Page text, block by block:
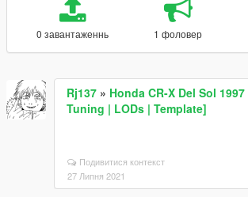
0 завантаженнь 1 фоловер
Rj137 » Honda CR-X Del Sol
Tuning | LODs | Template]
Подивитися контекст
27 Липня 2021